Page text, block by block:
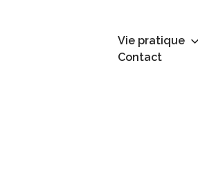
Vie pratique
Contact